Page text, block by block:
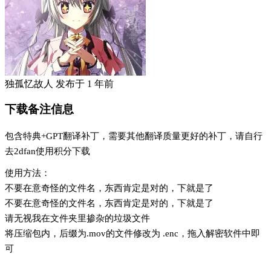
独孤忆故人 发布于 1 年前
下载备注信息
包含特典+GPT翻译补丁，需要其他翻译质量更好的补丁，请自行
去2dfan使用积分下载
使用方法：
不要在意奇怪的文件名，东西肯定是对的，下就是了
不要在意奇怪的文件名，东西肯定是对的，下就是了
请无视我在文件夹里掺杂的垃圾文件
将压缩包内，后缀为.mov的文件修改为 .enc，拖入解密软件中即
可